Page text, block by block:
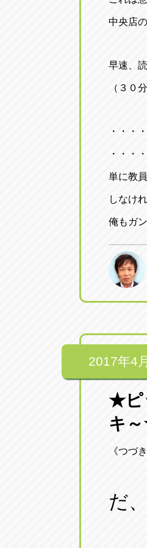
中央店
早速、
（３０
・・・
・・・
単に教
しなけ
俺もガ
2017年4
★ピ
キ
《つづき
だ、
な